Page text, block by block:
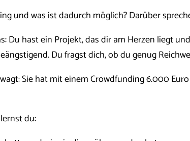
und was ist dadurch möglich? Darüber
Du hast ein Projekt, das dir am Herzen liegt
Du fragst dich, ob du genug
Sie hat mit einem Crowdfunding 6.000
du: